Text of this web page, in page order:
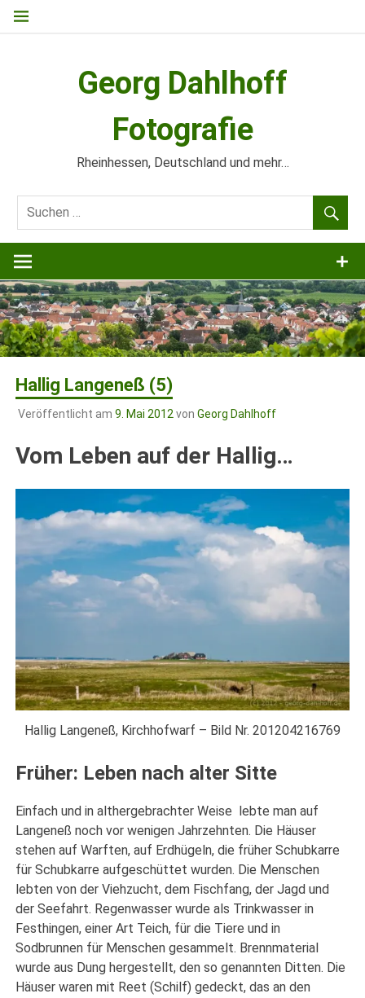
Zum
Georg Dahlhoff
Fotografie
Rheinhessen, Deutschland und mehr…
Hallig Langeneß (5)
Veröffentlicht am 9. Mai 2012 von Georg Dahlhoff
Vom Leben auf der Hallig…
Hallig Langeneß, Kirchhofwarf – Bild Nr. 201204216769
Früher: Leben nach alter Sitte
Einfach und in althergebrachter Weise lebte man auf
Langeneß noch vor wenigen Jahrzehnten. Die Häuser
stehen auf Warften, auf Erdhügeln, die früher Schubkarre
für Schubkarre aufgeschüttet wurden. Die Menschen
lebten von der Viehzucht, dem Fischfang, der Jagd und
der Seefahrt. Regenwasser wurde als Trinkwasser in
Festhingen, einer Art Teich, für die Tiere und in
Sodbrunnen für Menschen gesammelt. Brennmaterial
wurde aus Dung hergestellt,den so genannten Ditten. Die
Häuser waren mit Reet (Schilf) gedeckt, das an den